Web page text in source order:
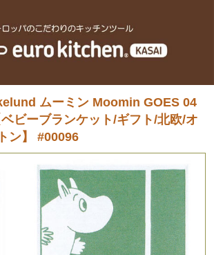
ムーミン Moomin GOES 04
ビーブランケット/ギフト/北欧/オ
ン】 #00096